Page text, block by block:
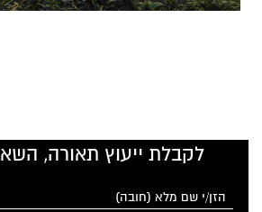
לקבלת ייעוץ תאורה,